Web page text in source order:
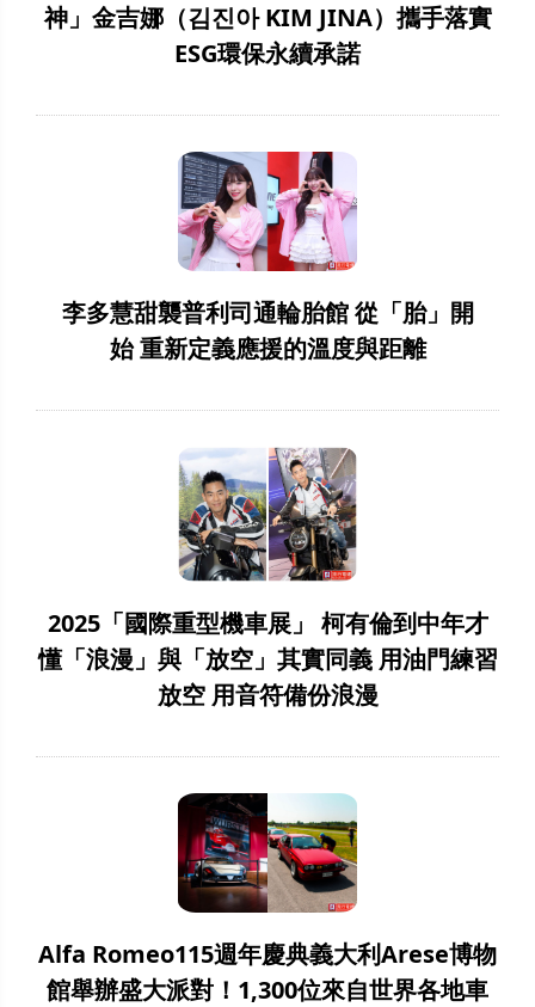
神」金吉娜（김진아 KIM JINA）攜手落實
ESG環保永續承諾
李多慧甜襲普利司通輪胎館 從「胎」開
始 重新定義應援的溫度與距離
2025「國際重型機車展」 柯有倫到中年才
懂「浪漫」與「放空」其實同義 用油門練習
放空 用音符備份浪漫
Alfa Romeo115週年慶典義大利Arese博物
館舉辦盛大派對！1,300位來自世界各地車